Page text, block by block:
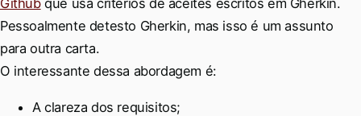
Githubque usa critérios de aceites escritos em Gherkin.
Pessoalmente detesto Gherkin, mas isso é um assunto
para outra carta.
O interessante dessa abordagem é:
A clareza dos requisitos;